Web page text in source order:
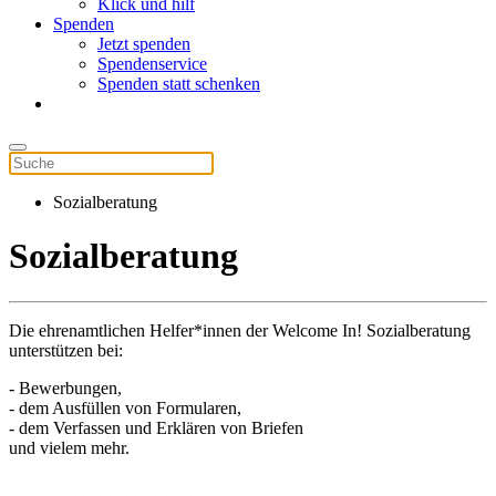
Klick und hilf
Spenden
Jetzt spenden
Spendenservice
Spenden statt schenken
Sozialberatung
Sozialberatung
Die ehrenamtlichen Helfer*innen der Welcome In! Sozialberatung
unterstützen bei:
- Bewerbungen,
- dem Ausfüllen von Formularen,
- dem Verfassen und Erklären von Briefen
und vielem mehr.